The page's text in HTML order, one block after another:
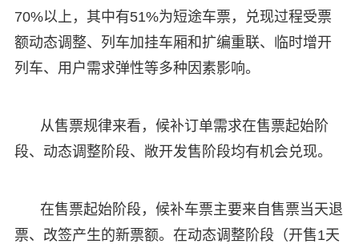
70%以上，其中有51%为短途车票，兑现过程受票
额动态调整、列车加挂车厢和扩编重联、临时增开
列车、用户需求弹性等多种因素影响。
从售票规律来看，候补订单需求在售票起始阶
段、动态调整阶段、敞开发售阶段均有机会兑现。
在售票起始阶段，候补车票主要来自售票当天退
票、改签产生的新票额。在动态调整阶段（开售1天